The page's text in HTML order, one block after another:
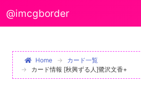
@imcgborder
Home
カード一覧
カード情報 [秋興ずる人]鷺沢文香+